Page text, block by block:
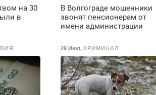
на 30
в
В Волгограде мошенники
звонят пенсионерам от
имени администрации
29 Июл, КРИМИНАЛ